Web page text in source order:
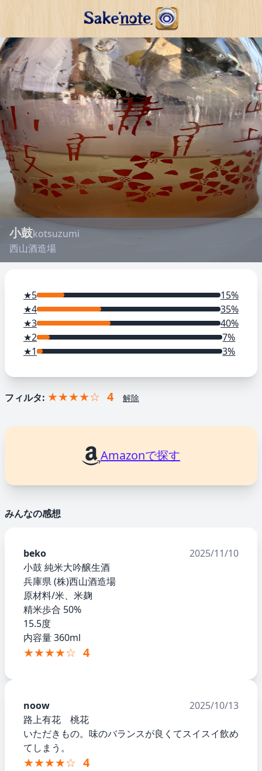
小鼓kotsuzumi
西山酒造場
★5
15%
★4
35%
★3
40%
★2
7%
★1
3%
フィルタ: ★★★★☆ 4 解除
Amazonで探す
みんなの感想
beko
2025/11/10
小鼓 純米大吟醸生酒
兵庫県 (株)西山酒造場
原材料/米、米麹
精米歩合 50%
15.5度
内容量 360ml
★★★★☆ 4
noow
2025/10/13
路上有花 桃花
いただきもの。味のバランスが良くてスイスイ飲め
てしまう。
★★★★☆ 4